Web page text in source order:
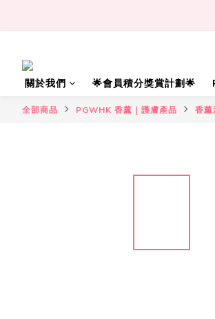
關於我們 🌟會員積分獎賞計劃🌟
全部商品 PGWHK 香薰｜護膚產品 香薰